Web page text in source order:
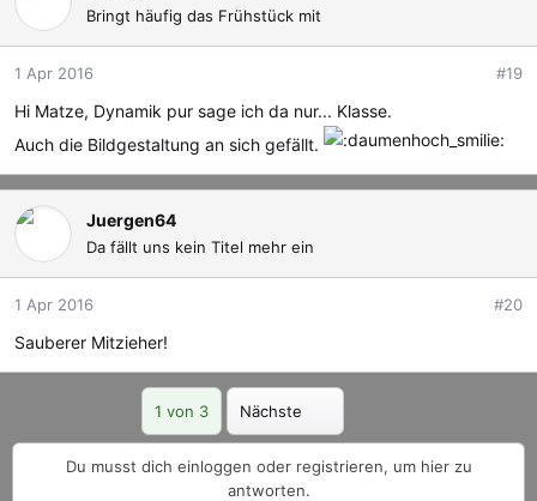
n
e
:
Bringt häufig das Frühstück mit
1 Apr 2016 #19
Hi Matze, Dynamik pur sage ich da nur... Klasse.
Auch die Bildgestaltung an sich gefällt.
Juergen64
Da fällt uns kein Titel mehr ein
1 Apr 2016 #20
Sauberer Mitzieher!
1 von 3 Nächste
Du musst dich einloggen oder registrieren, um hier zu
antworten.